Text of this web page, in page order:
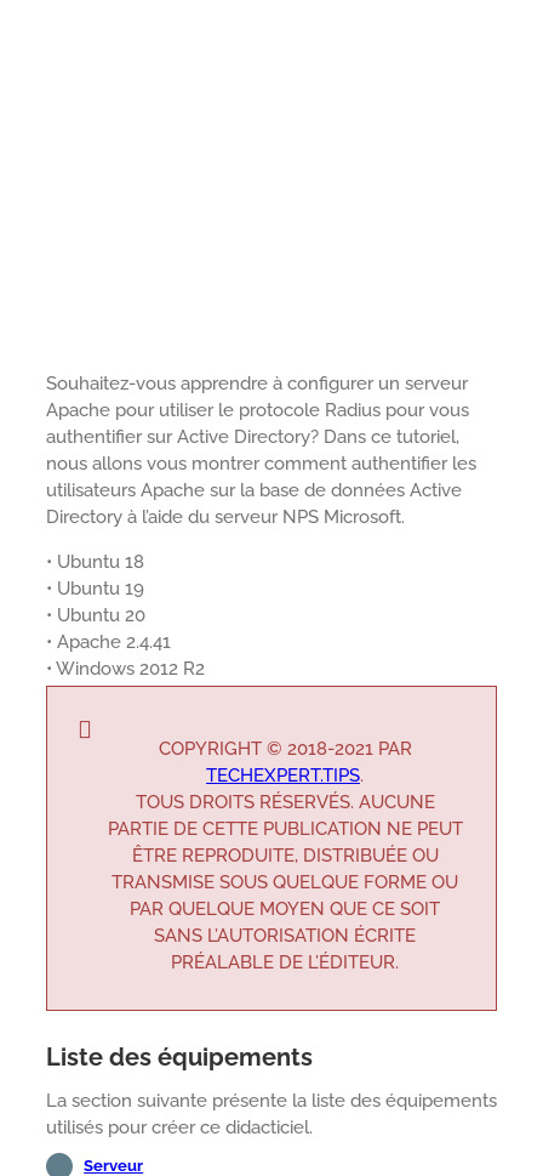
Souhaitez-vous apprendre à configurer un serveur
Apache pour utiliser le protocole Radius pour vous
authentifier sur Active Directory? Dans ce tutoriel,
nous allons vous montrer comment authentifier les
utilisateurs Apache sur la base de données Active
Directory à l’aide du serveur NPS Microsoft.
• Ubuntu 18
• Ubuntu 19
• Ubuntu 20
• Apache 2.4.41
• Windows 2012 R2
COPYRIGHT © 2018-2021 PAR
TECHEXPERT.TIPS.
TOUS DROITS RÉSERVÉS. AUCUNE
PARTIE DE CETTE PUBLICATION NE PEUT
ÊTRE REPRODUITE, DISTRIBUÉE OU
TRANSMISE SOUS QUELQUE FORME OU
PAR QUELQUE MOYEN QUE CE SOIT
SANS L’AUTORISATION ÉCRITE
PRÉALABLE DE L’ÉDITEUR.
Liste des équipements
La section suivante présente la liste des équipements
utilisés pour créer ce didacticiel.
Serveur